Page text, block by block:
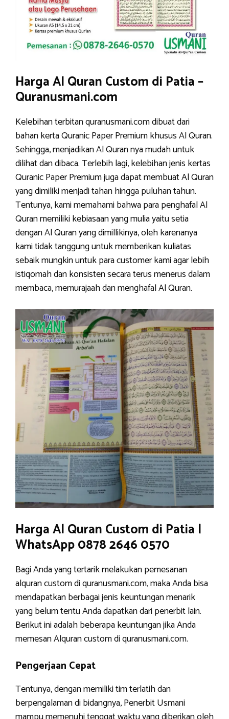
Harga Al Quran Custom di Patia –
Quranusmani.com
Kelebihan terbitan quranusmani.com dibuat dari
bahan kerta Quranic Paper Premium khusus Al Quran.
Sehingga, menjadikan Al Quran nya mudah untuk
dilihat dan dibaca. Terlebih lagi, kelebihan jenis kertas
Quranic Paper Premium juga dapat membuat Al Quran
yang dimiliki menjadi tahan hingga puluhan tahun.
Tentunya, kami memahami bahwa para penghafal Al
Quran memiliki kebiasaan yang mulia yaitu setia
dengan Al Quran yang dimillikinya, oleh karenanya
kami tidak tanggung untuk memberikan kuliatas
sebaik mungkin untuk para customer kami agar lebih
istiqomah dan konsisten secara terus menerus dalam
membaca, memurajaah dan menghafal Al Quran.
Harga Al Quran Custom di Patia |
WhatsApp 0878 2646 0570
Bagi Anda yang tertarik melakukan pemesanan
alquran custom di quranusmani.com, maka Anda bisa
mendapatkan berbagai jenis keuntungan menarik
yang belum tentu Anda dapatkan dari penerbit lain.
Berikut ini adalah beberapa keuntungan jika Anda
memesan Alquran custom di quranusmani.com.
Pengerjaan Cepat
Tentunya, dengan memiliki tim terlatih dan
berpengalaman di bidangnya, Penerbit Usmani